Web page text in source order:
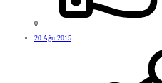
0
20 Ağu 2015